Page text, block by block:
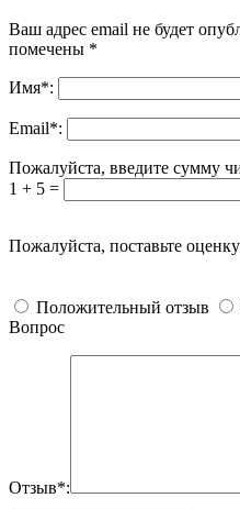
Ваш адрес email не будет
помечены *
Имя*:
Email*:
Пожалуйста, введите сумму
1 + 5 =
Пожалуйста, поставьте
Положительный отзыв
Вопрос
Отзыв*: